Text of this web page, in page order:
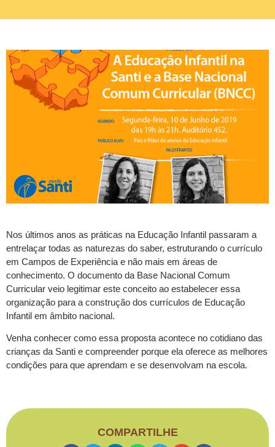
Nos últimos anos as práticas na Educação Infantil passaram a
entrelaçar todas as naturezas do saber, estruturando o currículo
em Campos de Experiência e não mais em áreas de
conhecimento. O documento da Base Nacional Comum
Curricular veio legitimar este conceito ao estabelecer essa
organização para a construção dos currículos de Educação
Infantil em âmbito nacional.
Venha conhecer como essa proposta acontece no cotidiano das
crianças da Santi e compreender porque ela oferece as melhores
condições para que aprendam e se desenvolvam na escola.
COMPARTILHE